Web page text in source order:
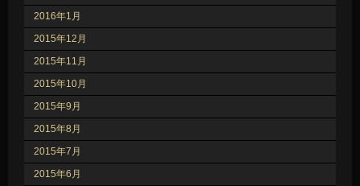
2016年1月
2015年12月
2015年11月
2015年10月
2015年9月
2015年8月
2015年7月
2015年6月